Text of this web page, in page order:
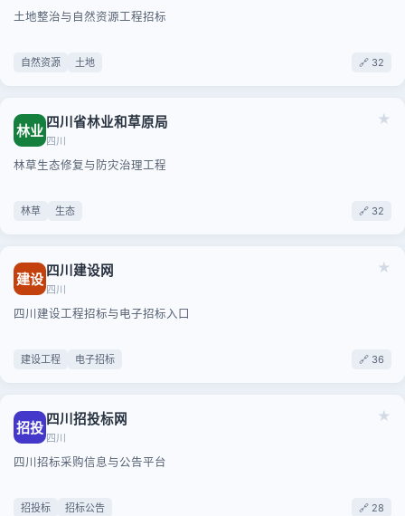
土地整治与自然资源工程招标
自然资源 土地 🔗 32
★
林业 四川省林业和草原局
四川
林草生态修复与防灾治理工程
林草 生态 🔗 32
★
建设 四川建设网
四川
四川建设工程招标与电子招标入口
建设工程 电子招标 🔗 36
★
招投 四川招投标网
四川
四川招标采购信息与公告平台
招投标 招标公告 🔗 28